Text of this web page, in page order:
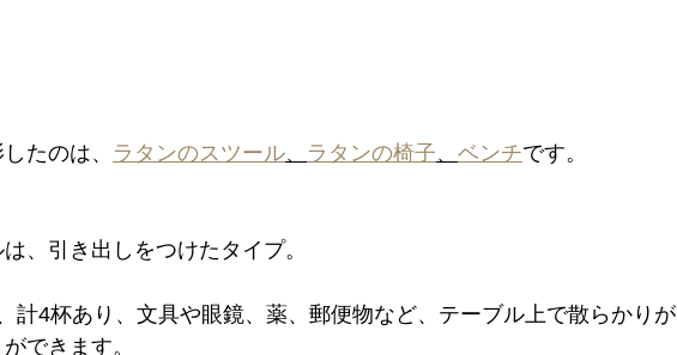
たのは、 ラタンのスツール、 ラタンの椅子、 ベンチです。
、引き出しをつけたタイプ。
計4杯あり、文具や眼鏡、薬、郵便物など、テーブル上で散らかりが
できます。